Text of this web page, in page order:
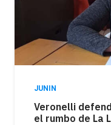
JUNIN
Veronelli
el rumbo de La